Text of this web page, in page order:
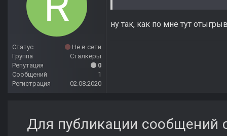
Статус
Не в сети
Группа
Сталкеры
Репутация
0
Сообщений
1
Регистрация
02.08.2020
ну так, как по мне тут
Для публикации сообщений